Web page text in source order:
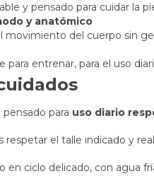
y pensado para cuidar la
y anatómico
movimiento del cuerpo sin
para entrenar, para el uso
para uso diario
respetar el talle indicado y
en ciclo delicado, con agua